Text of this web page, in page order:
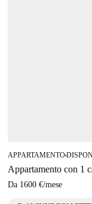
APPARTAMENTO■
Appartamento con 1
Da 1600 €/mese